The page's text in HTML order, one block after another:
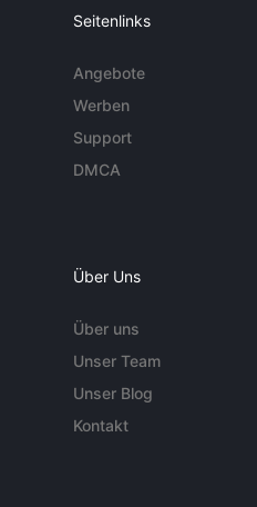
Seitenlinks
Angebote
Werben
Support
DMCA
Über Uns
Über uns
Unser Team
Unser Blog
Kontakt